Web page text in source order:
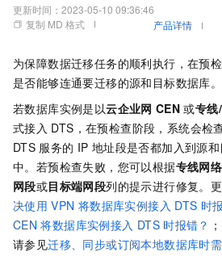
更新时间： 2023-05-10 09:36:46
复制 MD 格式
产品详情
为保障数据迁移任务的顺利执行，在预
是否能够连通要迁移的源和目标数据库。
若数据库实例是以云企业网 CEN 或专线
式接入 DTS，在预检查阶段，系统会检
DTS 服务的 IP 地址段是否都加入到源
中。若预检查失败，您可以根据专线网
网段或目标端网段列的提示进行修复。
决使用 VPN 将数据库实例接入 DTS 时
CEN 将数据库实例接入 DTS 时报错？
请参见迁移、同步或订阅本地数据库时